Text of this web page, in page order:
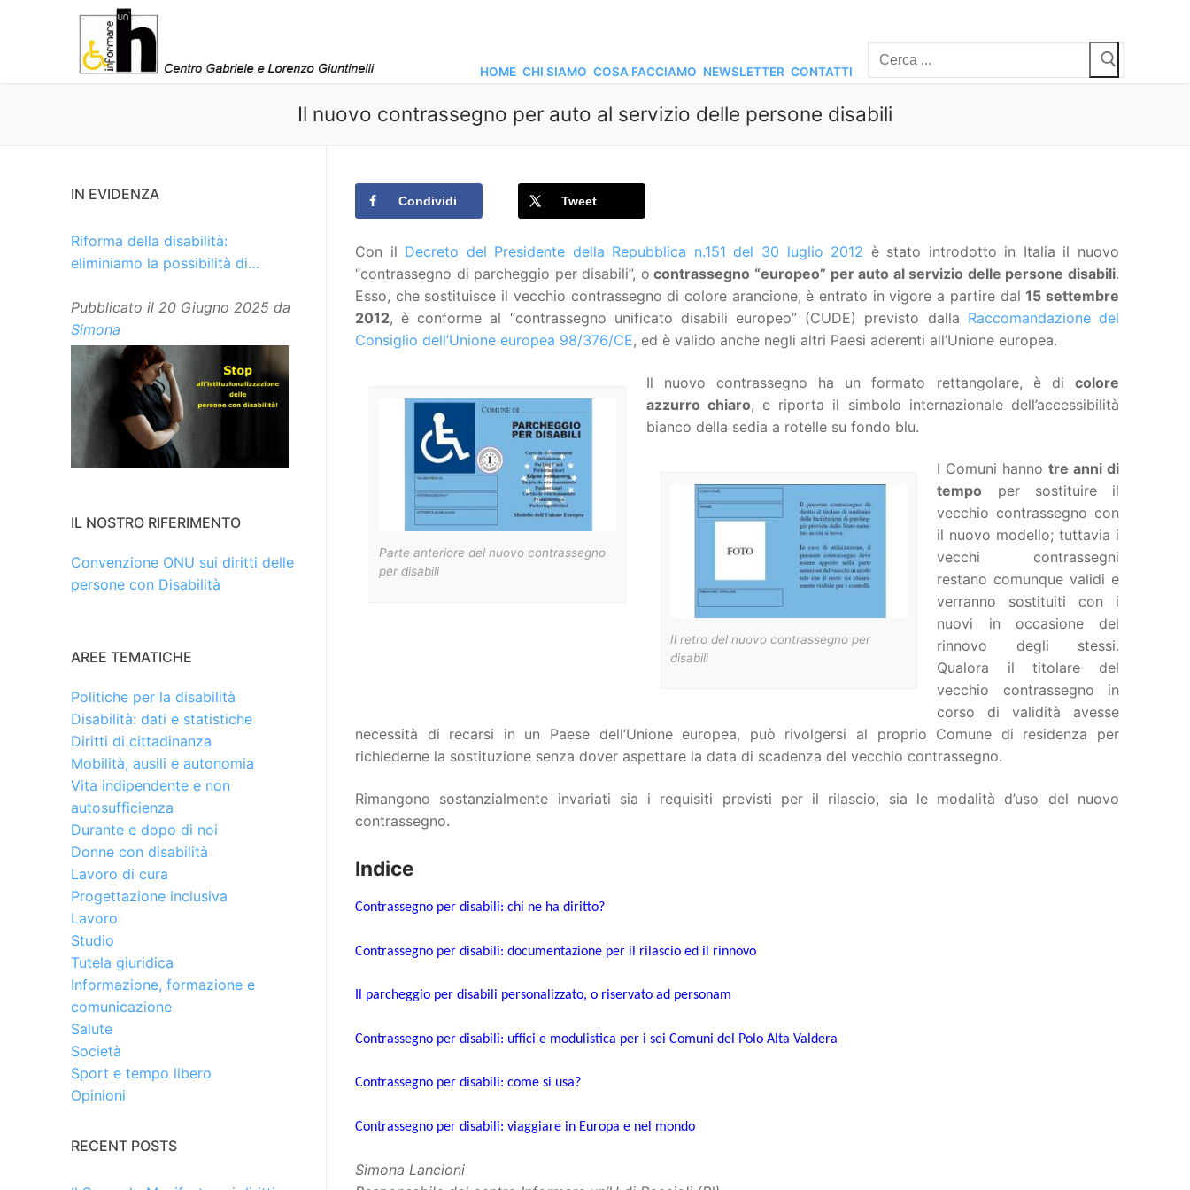
HOME CHI SIAMO COSA FACCIAMO NEWSLETTER CONTATTI
Cerca:
Il nuovo contrassegno per auto al servizio delle persone disabili
Condividi Tweet
Con il Decreto del Presidente della Repubblica n.151 del 30 luglio 2012 è stato introdotto in Italia il nuovo
“contrassegno di parcheggio per disabili”, o contrassegno “europeo” per auto al servizio delle persone disabili.
Esso, che sostituisce il vecchio contrassegno di colore arancione, è entrato in vigore a partire dal15 settembre
2012, è conforme al “contrassegno unificato disabili europeo” (CUDE) previsto dalla Raccomandazione del
Consiglio dell’Unione europea 98/376/CE, ed è valido anche negli altri Paesi aderenti all’Unione europea.
Parte anteriore del nuovo contrassegno
per disabili
Il nuovo contrassegno ha un formato rettangolare, è di colore
azzurro chiaro, e riporta il simbolo internazionale dell’accessibilità
bianco della sedia a rotelle su fondo blu.
Il retro del nuovo contrassegno per
disabili
I Comuni hannotre anni di
tempo per sostituire il
vecchio contrassegno con
il nuovo modello; tuttavia i
vecchi contrassegni
restano comunque validi e
verranno sostituiti con i
nuovi in occasione del
rinnovo degli stessi.
Qualora il titolare del
vecchio contrassegno in
corso di validità avesse
necessità di recarsi in un Paese dell’Unione europea, può rivolgersi al proprio Comune di residenza per
richiederne la sostituzione senza dover aspettare la data di scadenza del vecchio contrassegno.
Rimangono sostanzialmente invariati sia i requisiti previsti per il rilascio, sia le modalità d’uso del nuovo
contrassegno.
Indice
Contrassegno per disabili: chi ne ha diritto?
Contrassegno per disabili: documentazione per il rilascio ed il rinnovo
Il parcheggio per disabili personalizzato, o riservato ad personam
Contrassegno per disabili: uffici e modulistica per i sei Comuni del Polo Alta Valdera
Contrassegno per disabili: come si usa?
Contrassegno per disabili: viaggiare in Europa e nel mondo
Simona Lancioni
IN EVIDENZA
Riforma della disabilità:
eliminiamo la possibilità di
Pubblicato il 20 Giugno 2025 da
Simona
IL NOSTRO RIFERIMENTO
Convenzione ONU sui diritti delle
persone con Disabilità
AREE TEMATICHE
Politiche per la disabilità
Disabilità: dati e statistiche
Diritti di cittadinanza
Mobilità, ausili e autonomia
Vita indipendente e non
autosufficienza
Durante e dopo di noi
Donne con disabilità
Lavoro di cura
Progettazione inclusiva
Lavoro
Studio
Tutela giuridica
Informazione, formazione e
comunicazione
Salute
Società
Sport e tempo libero
Opinioni
RECENT POSTS